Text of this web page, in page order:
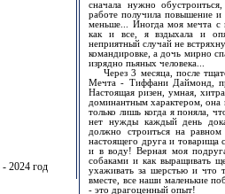
2024 год
сначала нужно
работе получила повышение и
меньше... Иногда моя мечта с
как и все, я вздыхала и
неприятный случай не
командировке, а дочь мирно
изрядно пьяных человека...
Через 3 месяца, после
Мечта - Тиффани Даймонд,
Настоящая ризен, умная,
доминантным характером,
только лишь когда я поняла,
нет нужды каждый день
должно строиться на
настоящего друга и товарища
и в воду! Верная моя
собаками и как выращивать
ухаживать за шерстью и что
вместе, все наши маленькие
- это драгоценный опыт!